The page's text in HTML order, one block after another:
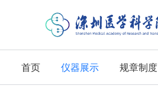
首页 仪器展示 规章制度